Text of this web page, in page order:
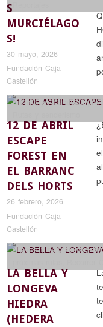
S
MURCIÉLAGO
S!
30 mayo, 2026
Fundación Caja
Castellón
12 DE ABRIL
ESCAPE
FOREST EN
EL BARRANC
DELS HORTS
26 febrero, 2026
Fundación Caja
Castellón
Ciencia y naturaleza,
LA BELLA Y
LONGEVA
HIEDRA
(HEDERA
Ciencia y naturaleza,